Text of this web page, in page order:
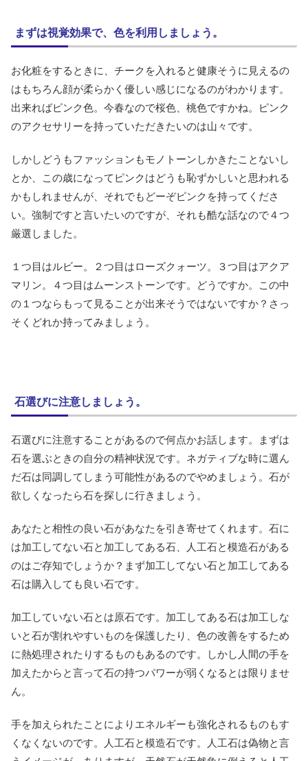
まずは視覚効果で、色を利用しましょう。
お化粧をするときに、チークを入れると健康そうに見えるの
はもちろん顔が柔らかく優しい感じになるのがわかります。
出来ればピンク色。今春なので桜色、桃色ですかね。ピンク
のアクセサリーを持っていただきたいのは山々です。
しかしどうもファッションもモノトーンしかきたことないし
とか、この歳になってピンクはどうも恥ずかしいと思われる
かもしれませんが、それでもどーぞピンクを持ってくださ
い。強制ですと言いたいのですが、それも酷な話なので４つ
厳選しました。
１つ目はルビー。２つ目はローズクォーツ。３つ目はアクア
マリン。４つ目はムーンストーンです。どうですか。この中
の１つならもって見ることが出来そうではないですか？さっ
そくどれか持ってみましょう。
石選びに注意しましょう。
石選びに注意することがあるので何点かお話します。まずは
石を選ぶときの自分の精神状況です。ネガティブな時に選ん
だ石は同調してしまう可能性があるのでやめましょう。石が
欲しくなったら石を探しに行きましょう。
あなたと相性の良い石があなたを引き寄せてくれます。石に
は加工してない石と加工してある石、人工石と模造石がある
のはご存知でしょうか？まず加工してない石と加工してある
石は購入しても良い石です。
加工していない石とは原石です。加工してある石は加工しな
いと石が割れやすいものを保護したり、色の改善をするため
に熱処理されたりするものもあるのです。しかし人間の手を
加えたからと言って石の持つパワーが弱くなるとは限りませ
ん。
手を加えられたことによりエネルギーも強化されるものもす
くなくないのです。人工石と模造石です。人工石は偽物と言